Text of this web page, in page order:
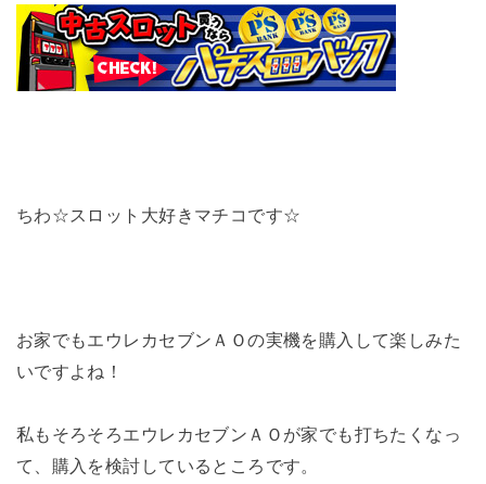
ちわ☆スロット大好きマチコです☆
お家でもエウレカセブンＡＯの実機を購入して楽しみた
いですよね！
私もそろそろエウレカセブンＡＯが家でも打ちたくなっ
て、購入を検討しているところです。